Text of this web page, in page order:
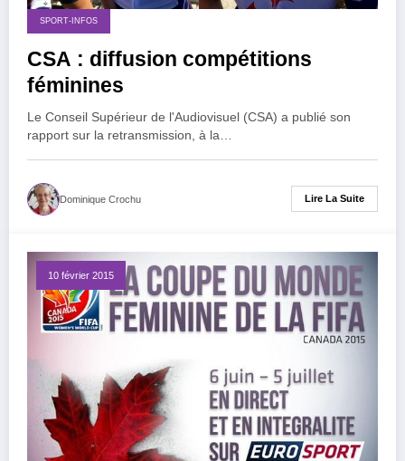
SPORT-INFOS
CSA : diffusion compétitions
féminines
Le Conseil Supérieur de l'Audiovisuel (CSA) a publié son
rapport sur la retransmission, à la…
Dominique Crochu Lire La Suite
10 février 2015